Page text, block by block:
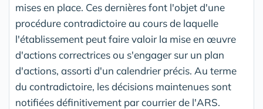
mises en place. Ces dernières font l'objet d'une
procédure contradictoire au cours de laquelle
l'établissement peut faire valoir la mise en œuvre
d'actions correctrices ou s'engager sur un plan
d'actions, assorti d'un calendrier précis. Au terme
du contradictoire, les décisions maintenues sont
notifiées définitivement par courrier de l'ARS.